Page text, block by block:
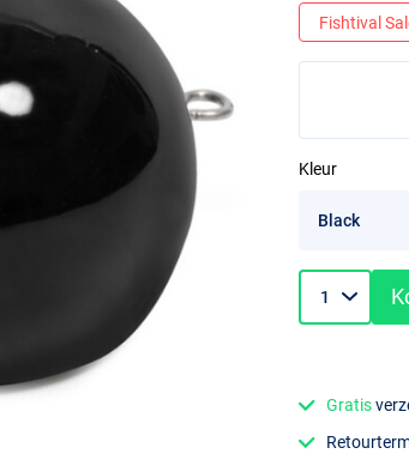
Fishtival
Kleur
Gratis